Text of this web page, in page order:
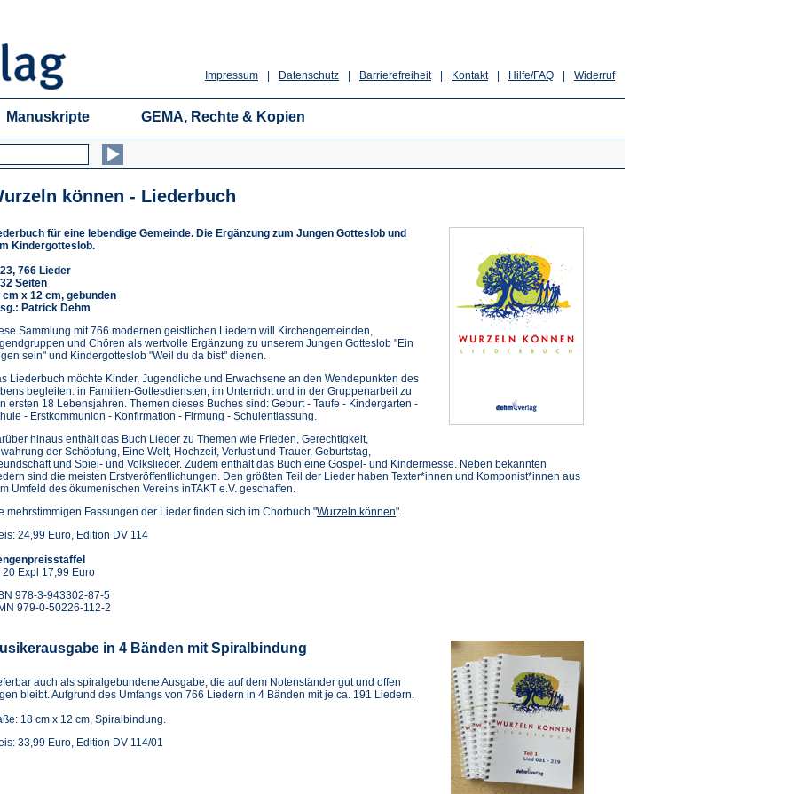
Widerruf
Hilfe/FAQ
Kontakt
Barrierefreiheit
Datenschutz
Impressum
Manuskripte GEMA, Rechte & Kopien
können - Liederbuch
für eine lebendige Gemeinde. Die Ergänzung zum Jungen Gotteslob und
Kindergotteslob.
766 Lieder
Seiten
cm x 12 cm, gebunden
Patrick Dehm
Sammlung mit 766 modernen geistlichen Liedern will Kirchengemeinden,
und Chören als wertvolle Ergänzung zu unserem Jungen Gotteslob "Ein
sein" und Kindergotteslob "Weil du da bist" dienen.
Liederbuch möchte Kinder, Jugendliche und Erwachsene an den Wendepunkten des
begleiten: in Familien-Gottesdiensten, im Unterricht und in der Gruppenarbeit zu
ersten 18 Lebensjahren. Themen dieses Buches sind: Geburt - Taufe - Kindergarten -
- Erstkommunion - Konfirmation - Firmung - Schulentlassung.
hinaus enthält das Buch Lieder zu Themen wie Frieden, Gerechtigkeit,
der Schöpfung, Eine Welt, Hochzeit, Verlust und Trauer, Geburtstag,
und Spiel- und Volkslieder. Zudem enthält das Buch eine Gospel- und Kindermesse. Neben bekannten
sind die meisten Erstveröffentlichungen. Den größten Teil der Lieder haben Texter*innen und Komponist*innen aus
Umfeld des ökumenischen Vereins inTAKT e.V. geschaffen.
mehrstimmigen Fassungen der Lieder finden sich im Chorbuch "Wurzeln können".
24,99 Euro, Edition DV 114
20 Expl 17,99 Euro
978-3-943302-87-5
979-0-50226-112-2
in 4 Bänden mit Spiralbindung
auch als spiralgebundene Ausgabe, die auf dem Notenständer gut und offen
bleibt. Aufgrund des Umfangs von 766 Liedern in 4 Bänden mit je ca. 191 Liedern.
18 cm x 12 cm, Spiralbindung.
33,99 Euro, Edition DV 114/01